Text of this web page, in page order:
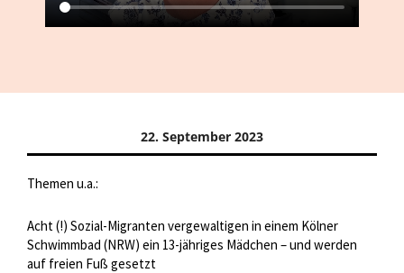
22. September 2023
Themen u.a.:
Acht (!) Sozial-Migranten vergewaltigen in einem Kölner
Schwimmbad (NRW) ein 13-jähriges Mädchen – und werden
auf freien Fuß gesetzt